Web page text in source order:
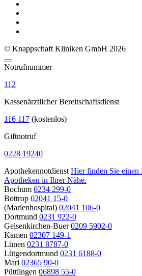
© Knappschaft Kliniken GmbH 2026
Notrufnummer
112
Kassenärztlicher Bereitschaftsdienst
116 117 (kostenlos)
Giftnotruf
0228 19240
Apothekennotdienst Hier finden Sie einen
Apotheken in Ihrer Nähe.
Bochum 0234 299-0
Bottrop 02041 15-0
(Marienhospital) 02041 106-0
Dortmund 0231 922-0
Gelsenkirchen-Buer 0209 5902-0
Kamen 02307 149-1
Lünen 0231 8787-0
Lütgendortmund 0231 6188-0
Marl 02365 90-0
Püttlingen 06898 55-0